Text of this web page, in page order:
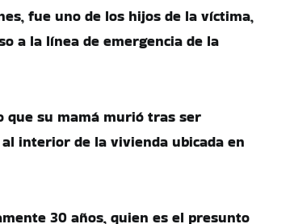
fue uno de los hijos de la víctima,
a la línea de emergencia de la
que su mamá murió tras ser
interior de la vivienda ubicada en
30 años, quien es el presunto